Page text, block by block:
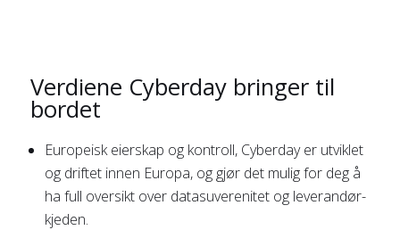
Verdiene Cyberday bringer til
bordet
Europeisk eierskap og kontroll, Cyberday er utviklet
og driftet innen Europa, og gjør det mulig for deg å
ha full oversikt over datasuverenitet og leverandør-
kjeden.